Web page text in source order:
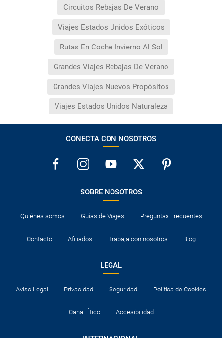
Circuitos Rebajas De Verano
Viajes Estados Unidos Exóticos
Rutas En Coche Invierno Al Sol
Grandes Viajes Rebajas De Verano
Grandes Viajes Nuevos Propósitos
Viajes Estados Unidos Naturaleza
CONECTA CON NOSOTROS
SOBRE NOSOTROS
Quiénes somos Guías de Viajes Preguntas Frecuentes
Contacto Afiliados Trabaja con nosotros Blog
LEGAL
Aviso Legal Privacidad Seguridad Política de Cookies
Canal Ético Accesibilidad